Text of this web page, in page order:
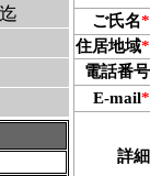
ご氏名*
住居地域*
電話番号
E-mail*
詳細